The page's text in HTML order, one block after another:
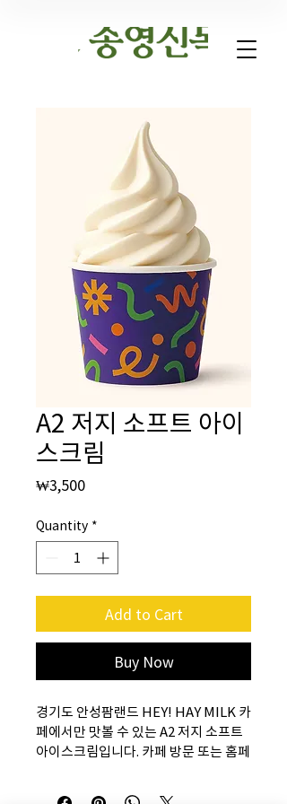
A2 저지 소프트 아이
스크림
₩3,500Price
Quantity *
Add to Cart
Buy Now
경기도 안성팜랜드 HEY! HAY MILK 카
페에서만 맛볼 수 있는 A2 저지 소프트
아이스크림입니다. 카페 방문 또는 홈페